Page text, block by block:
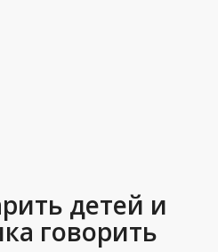
детей и
говорить